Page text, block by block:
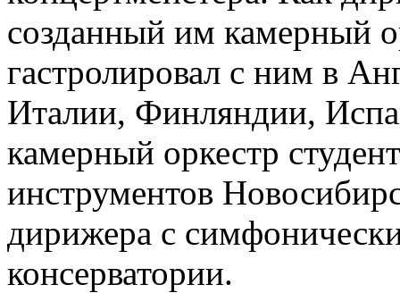
созданный им камерный
гастролировал с ним в
Италии, Финляндии,
камерный оркестр
инструментов
дирижера с
консерватории.